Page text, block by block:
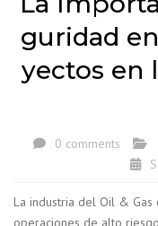
guridad
yectos en
0 comments
La industria del Oil & Gas
operaciones de alto